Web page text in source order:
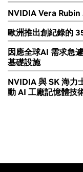
NVIDIA Vera Rubin
歐洲推出創紀錄的
因應全球AI 需求急
基礎設施
NVIDIA 與 SK 海力
動 AI 工廠記憶體技